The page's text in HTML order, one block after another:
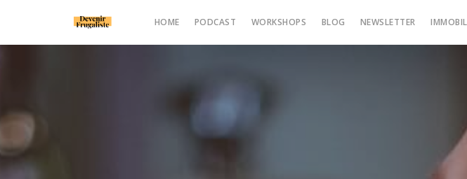
HOME PODCAST WORKSHOPS BLOG NEWSLETTER